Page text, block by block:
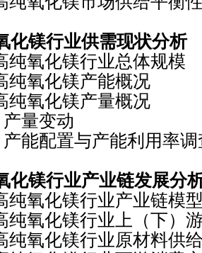
化镁行业供需现状分析
氧化镁行业总体规模
氧化镁产能概况
氧化镁产量概况
变动
置与产能利用率调
化镁行业产业链发展分
氧化镁行业产业链模
氧化镁行业上（下）
氧化镁行业原材料供